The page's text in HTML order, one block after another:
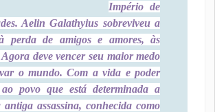
Império de
Aelin Galathyius sobreviveu a
perda de amigos e amores, às
deve vencer seu maior medo
o mundo. Com a vida e poder
povo que está determinada a
antiga assassina, conhecida como